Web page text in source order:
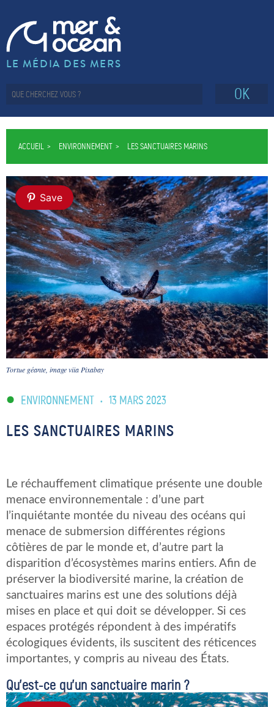
LE MÉDIA DES MERS
OK
ACCUEIL ENVIRONNEMENT LES SANCTUAIRES MARINS
Save
Tortue géante, image viia Pixabay
ENVIRONNEMENT • 13 MARS 2023
LES SANCTUAIRES MARINS
Le réchauffement climatique présente une double
menace environnementale : d’une part
l’inquiétante montée du niveau des océans qui
menace de submersion différentes régions
côtières de par le monde et, d’autre part la
disparition d’écosystèmes marins entiers. Afin de
préserver la biodiversité marine, la création de
sanctuaires marins est une des solutions déjà
mises en place et qui doit se développer. Si ces
espaces protégés répondent à des impératifs
écologiques évidents, ils suscitent des réticences
importantes, y compris au niveau des États.
Qu’est-ce qu’un sanctuaire marin ?